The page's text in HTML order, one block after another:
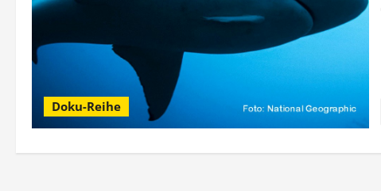
Doku-Reihe